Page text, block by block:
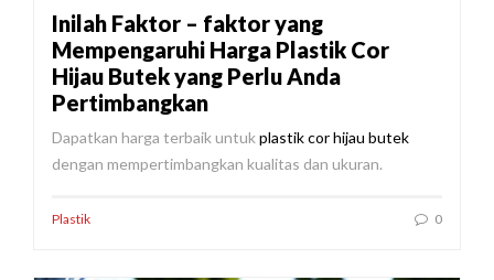
Inilah Faktor – faktor yang
Mempengaruhi Harga Plastik Cor
Hijau Butek yang Perlu Anda
Pertimbangkan
Dapatkan harga terbaik untukplastik cor hijau butek
dengan mempertimbangkan kualitas dan ukuran.
Plastik 0